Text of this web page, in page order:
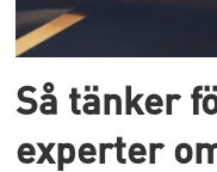
Så tänker
experter